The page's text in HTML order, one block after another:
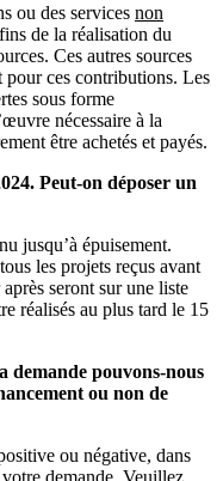
ou des services non
de la réalisation du
Ces autres sources
pour ces contributions. Les
sous forme
nécessaire à la
être achetés et payés.
Peut-on déposer un
jusqu’à épuisement.
les projets reçus avant
seront sur une liste
réalisés au plus tard le 15
demande pouvons-nous
ou non de
ou négative, dans
demande. Veuillez